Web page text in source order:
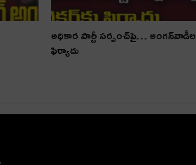
అధికార పార్టీ స‌ర్పంచ్‌పై… అంగ‌న్‌వాడీల
ఫిర్యాదు